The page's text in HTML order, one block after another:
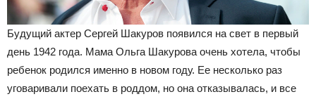
Будущий актер Сергей Шакуров появился на свет в первый
день 1942 года. Мама Ольга Шакурова очень хотела, чтобы
ребенок родился именно в новом году. Ее несколько раз
уговаривали поехать в роддом, но она отказывалась, и все